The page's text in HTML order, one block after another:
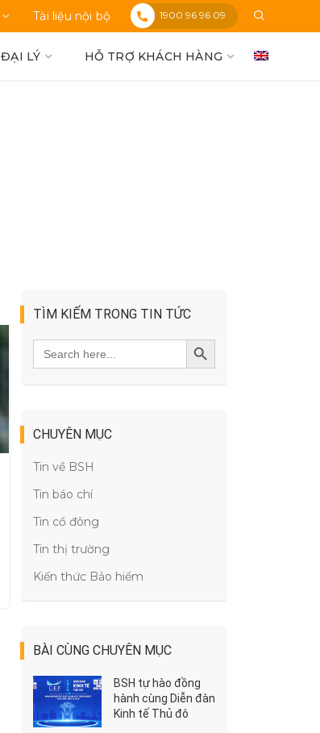
Tài liệu nội bộ 1900 96 96 09
ĐẠI LÝ HỖ TRỢ KHÁCH HÀNG
TÌM KIẾM TRONG TIN TỨC
Search
for: SEARCH BUTTON
CHUYÊN MỤC
Tin về BSH
Tin báo chí
Tin cổ đông
Tin thị trường
Kiến thức Bảo hiểm
BÀI CÙNG CHUYÊN MỤC
BSH tự hào đồng
hành cùng Diễn đàn
Kinh tế Thủ đô